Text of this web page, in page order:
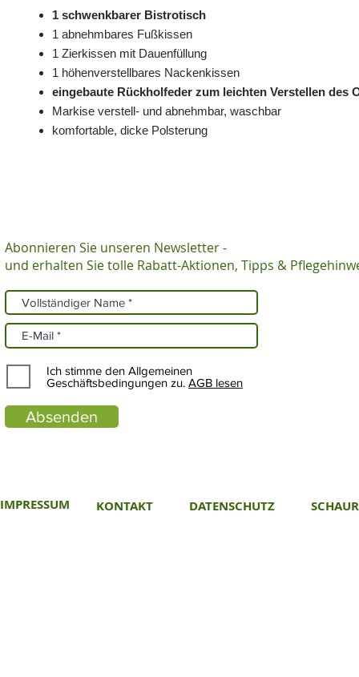
1 schwenkbarer Bistrotisch
1 abnehmbares Fußkissen
1 Zierkissen mit Dauenfüllung
1 höhenverstellbares Nackenkissen
eingebaute Rückholfeder zum leichten Verstellen des
Markise verstell- und abnehmbar, waschbar
komfortable, dicke Polsterung
Abonnieren Sie unseren Newsletter -
und erhalten Sie tolle Rabatt-Aktionen, Tipps &
Ich stimme den Allgemeinen
Geschäftsbedingungen zu. AGB lesen
Absenden
IMPRESSUM KONTAKT DATENSCHUTZ